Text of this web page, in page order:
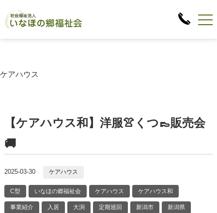
ケアハウス
【ケアハウス和】洋服👚くつ👞販売会
🚚
2025-03-30 ケアハウス
C型 いなほの郷福祉会 ケアハウス ケアハウス和
事業紹介 入居 大渕 定期巡回 新潟市 新潟県